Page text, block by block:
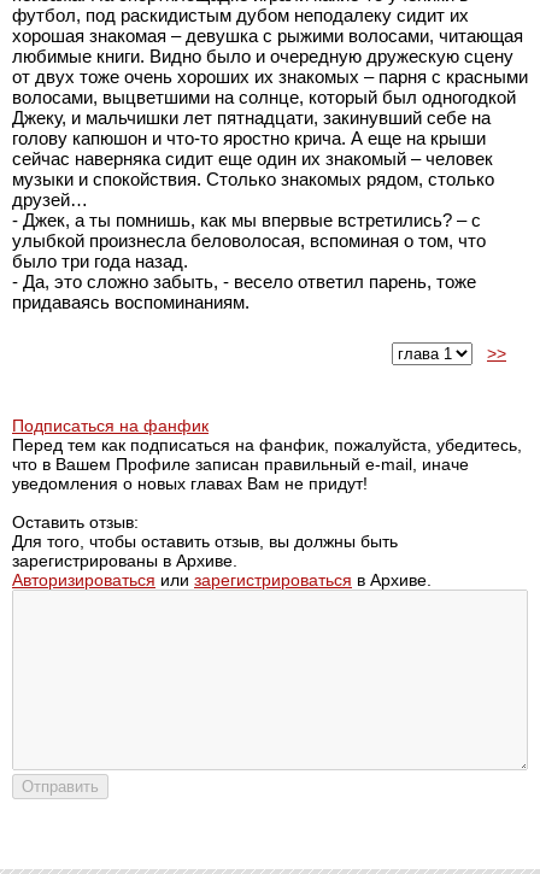
футбол, под раскидистым дубом неподалеку сидит их
хорошая знакомая – девушка с рыжими волосами, читающая
любимые книги. Видно было и очередную дружескую сцену
от двух тоже очень хороших их знакомых – парня с красными
волосами, выцветшими на солнце, который был одногодкой
Джеку, и мальчишки лет пятнадцати, закинувший себе на
голову капюшон и что-то яростно крича. А еще на крыши
сейчас наверняка сидит еще один их знакомый – человек
музыки и спокойствия. Столько знакомых рядом, столько
друзей…
- Джек, а ты помнишь, как мы впервые встретились? – с
улыбкой произнесла беловолосая, вспоминая о том, что
было три года назад.
- Да, это сложно забыть, - весело ответил парень, тоже
придаваясь воспоминаниям.
>>
Подписаться на фанфик
Перед тем как подписаться на фанфик, пожалуйста, убедитесь,
что в Вашем Профиле записан правильный e-mail, иначе
уведомления о новых главах Вам не придут!
Оставить отзыв:
Для того, чтобы оставить отзыв, вы должны быть
зарегистрированы в Архиве.
Авторизироваться или зарегистрироваться в Архиве.